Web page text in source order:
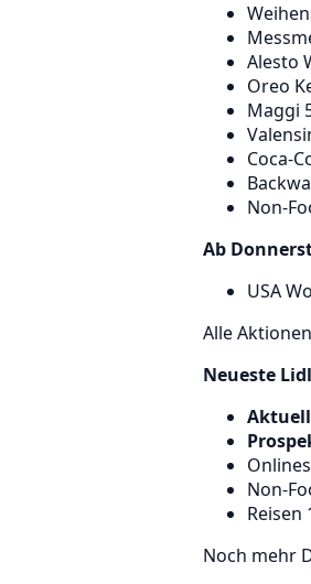
Alesto
Oreo
Maggi
Coca-
Non-
Ab
USA
Alle
Neueste
Non-
Reisen
Noch mehr